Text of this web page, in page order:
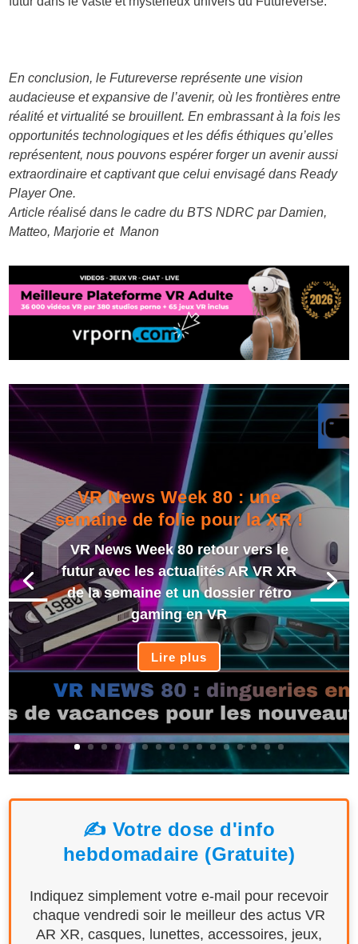
En conclusion, le Futureverse représente une vision
audacieuse et expansive de l’avenir, où les frontières entre
réalité et virtualité se brouillent. En embrassant à la fois les
opportunités technologiques et les défis éthiques qu’elles
représentent, nous pouvons espérer forger un avenir aussi
extraordinaire et captivant que celui envisagé dans Ready
Player One.
Article réalisé dans le cadre du BTS NDRC par Damien,
Matteo, Marjorie et Manon
VR News Week 80 : une
semaine de folie pour la XR !
VR News Week 80 retour vers le
futur avec les actualités AR VR XR
de la semaine et un dossier rétro
gaming en VR
Lire plus
✍️ Votre dose d'info
hebdomadaire (Gratuite)
Indiquez simplement votre e-mail pour recevoir
chaque vendredi soir le meilleur des actus VR
AR XR, casques, lunettes, accessoires, jeux,